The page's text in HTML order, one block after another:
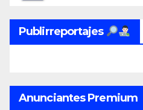
Publirreportajes
Anunciantes Premium